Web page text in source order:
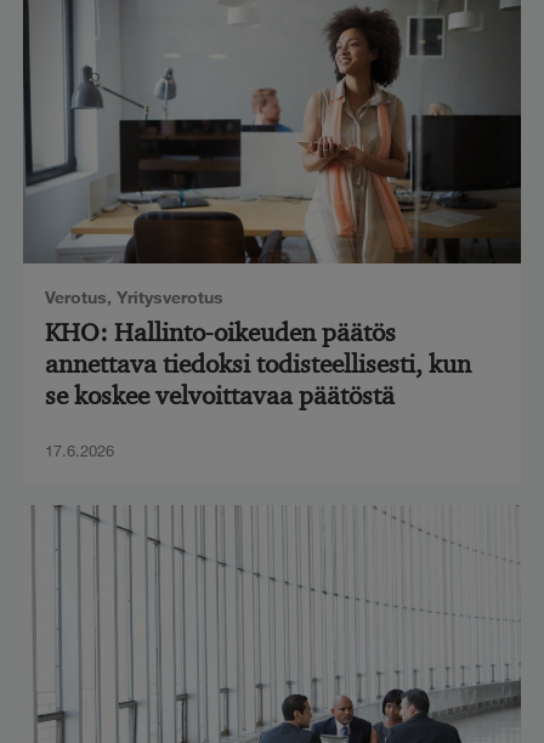
Verotus, Yritysverotus
KHO: Hallinto-oikeuden päätös
annettava tiedoksi todisteellisesti, kun
se koskee velvoittavaa päätöstä
17.6.2026